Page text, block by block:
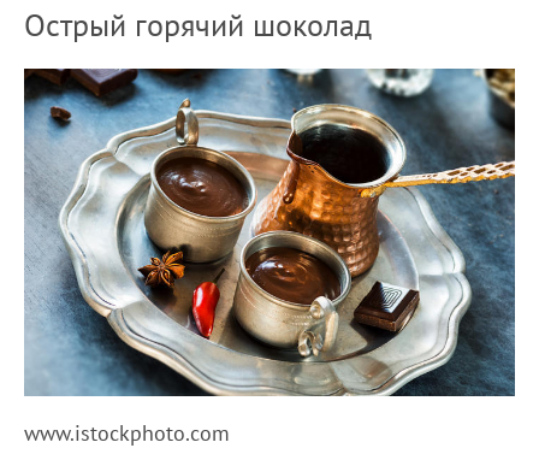
Острый горячий шоколад
www.istockphoto.com